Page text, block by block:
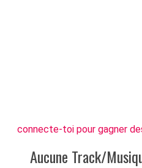
connecte-toi pour gagner
Aucune Track/